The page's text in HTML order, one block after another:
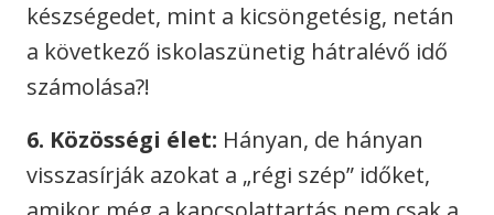
készségedet, mint a kicsöngetésig, netán
a következő iskolaszünetig hátralévő idő
számolása?!
6. Közösségi élet: Hányan, de hányan
visszasírják azokat a „régi szép” időket,